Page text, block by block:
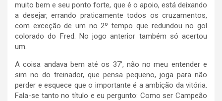
muito bem e seu ponto forte, que é o apoio, está deixando
a desejar, errando praticamente todos os cruzamentos,
com exceção de um no 2º tempo que redundou no gol
colorado do Fred. No jogo anterior também só acertou
um.
A coisa andava bem até os 37’, não no meu entender e
sim no do treinador, que pensa pequeno, joga para não
perder e esquece que o importante é a ambição da vitória.
Fala-se tanto no título e eu pergunto: Como ser Campeão